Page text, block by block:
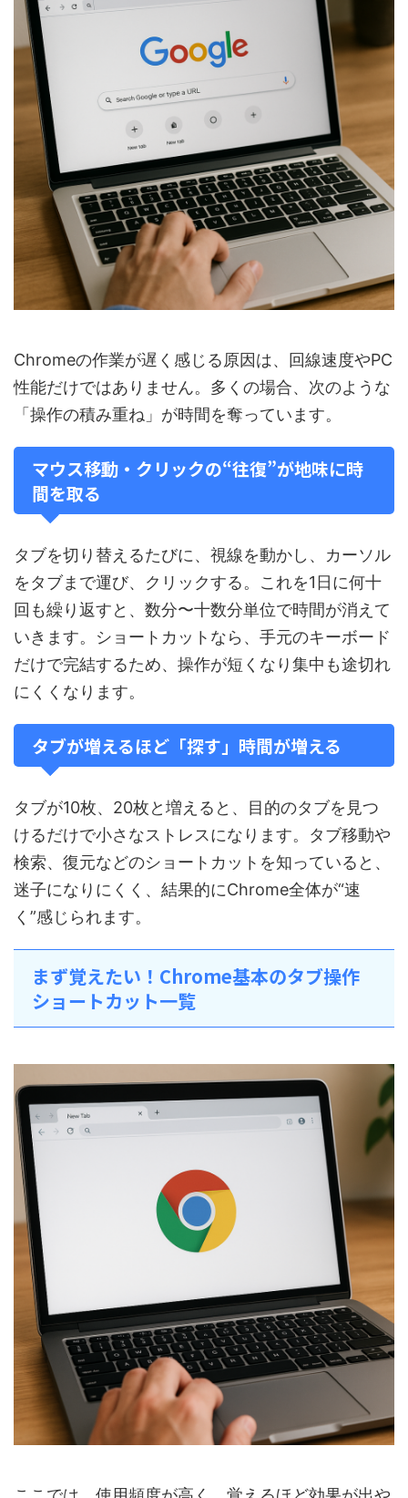
Chromeの作業が遅く感じる原因は、回線速度やPC
性能だけではありません。多くの場合、次のような
「操作の積み重ね」が時間を奪っています。
マウス移動・クリックの“往復”が地味に時
間を取る
タブを切り替えるたびに、視線を動かし、カーソル
をタブまで運び、クリックする。これを1日に何十
回も繰り返すと、数分〜十数分単位で時間が消えて
いきます。ショートカットなら、手元のキーボード
だけで完結するため、操作が短くなり集中も途切れ
にくくなります。
タブが増えるほど「探す」時間が増える
タブが10枚、20枚と増えると、目的のタブを見つ
けるだけで小さなストレスになります。タブ移動や
検索、復元などのショートカットを知っていると、
迷子になりにくく、結果的にChrome全体が“速
く”感じられます。
まず覚えたい！Chrome基本のタブ操作
ショートカット一覧